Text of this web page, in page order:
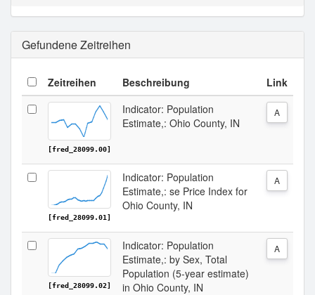
Gefundene Zeitreihen
Zeitreihen Beschreibung Link
[fred_28099.00]
Indicator: Population
Estimate,: Ohio County, IN
A
[fred_28099.01]
Indicator: Population
Estimate,: se Price Index for
Ohio County, IN
A
[fred_28099.02]
Indicator: Population
Estimate,: by Sex, Total
Population (5-year estimate)
in Ohio County, IN
A